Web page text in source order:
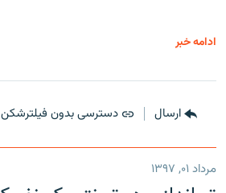
ادامه خبر
ارسال دسترسی بدون فیلترشکن
مرداد ۰۱, ۱۳۹۷